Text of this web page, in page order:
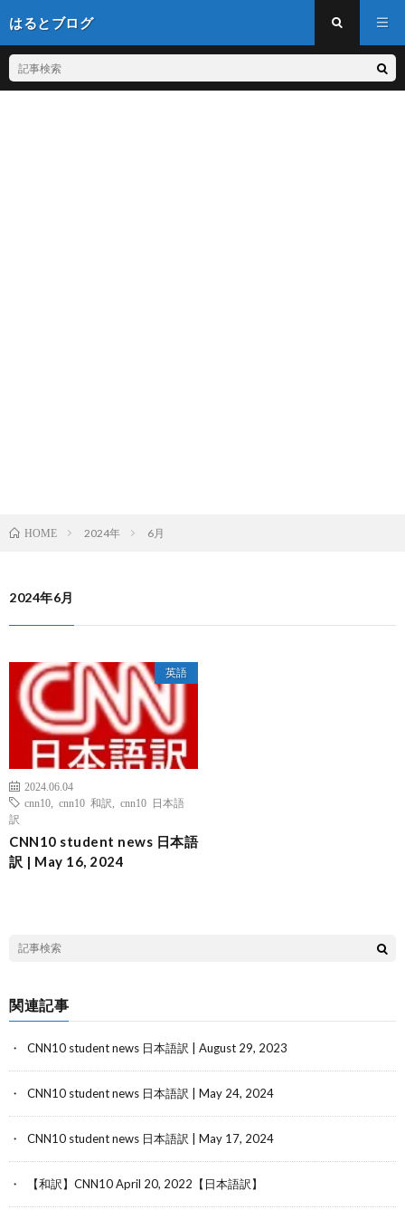
はるとブログ
HOME 2024年 6月
2024年6月
英語
2024.06.04
cnn10
cnn10 和訳
cnn10 日本語
訳
CNN10 student news 日本語
訳 | May 16, 2024
関連記事
CNN10 student news 日本語訳 | August 29, 2023
CNN10 student news 日本語訳 | May 24, 2024
CNN10 student news 日本語訳 | May 17, 2024
【和訳】CNN10 April 20, 2022【日本語訳】